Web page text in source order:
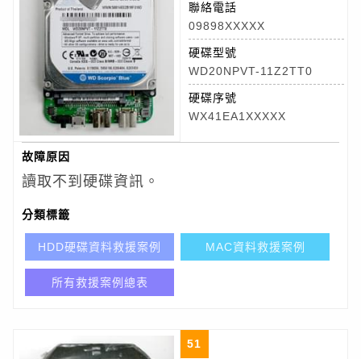
聯絡電話
09898XXXXX
硬碟型號
WD20NPVT-11Z2TT0
硬碟序號
WX41EA1XXXXX
故障原因
讀取不到硬碟資訊。
分類標籤
HDD硬碟資料救援案例 MAC資料救援案例
所有救援案例總表
51